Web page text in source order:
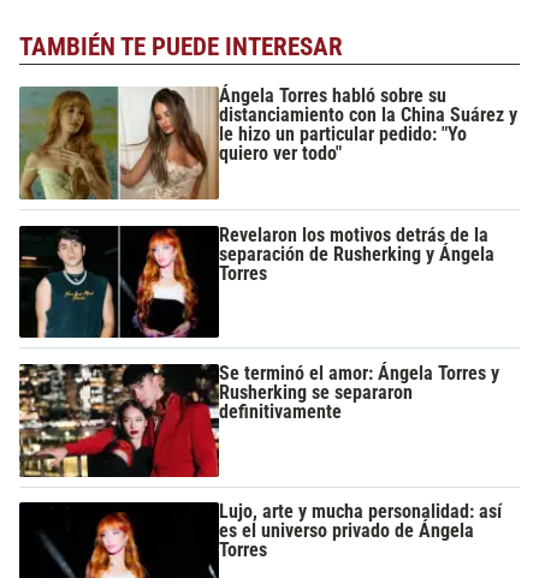
TAMBIÉN TE PUEDE INTERESAR
Ángela Torres habló sobre su
distanciamiento con la China Suárez y
le hizo un particular pedido: "Yo
quiero ver todo"
Revelaron los motivos detrás de la
separación de Rusherking y Ángela
Torres
Se terminó el amor: Ángela Torres y
Rusherking se separaron
definitivamente
Lujo, arte y mucha personalidad: así
es el universo privado de Ángela
Torres